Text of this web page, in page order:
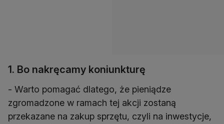
1. Bo nakręcamy koniunkturę
- Warto pomagać dlatego, że pieniądze
zgromadzone w ramach tej akcji zostaną
przekazane na zakup sprzętu, czyli na inwestycje,